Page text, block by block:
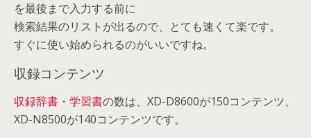
を最後まで入力する前に
検索結果のリストが出るので、とても速くて楽です。
すぐに使い始められるのがいいですね。
収録コンテンツ
収録辞書・学習書の数は、XD-D8600が150コンテンツ、
XD-N8500が140コンテンツです。